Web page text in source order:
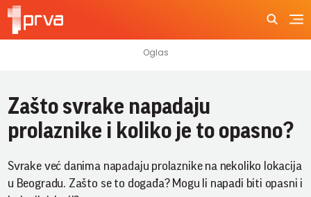
Zašto svrake napadaju
prolaznike i koliko je to opasno?
Svrake već danima napadaju prolaznike na nekoliko lokacija
u Beogradu. Zašto se to događa? Mogu li napadi biti opasni i